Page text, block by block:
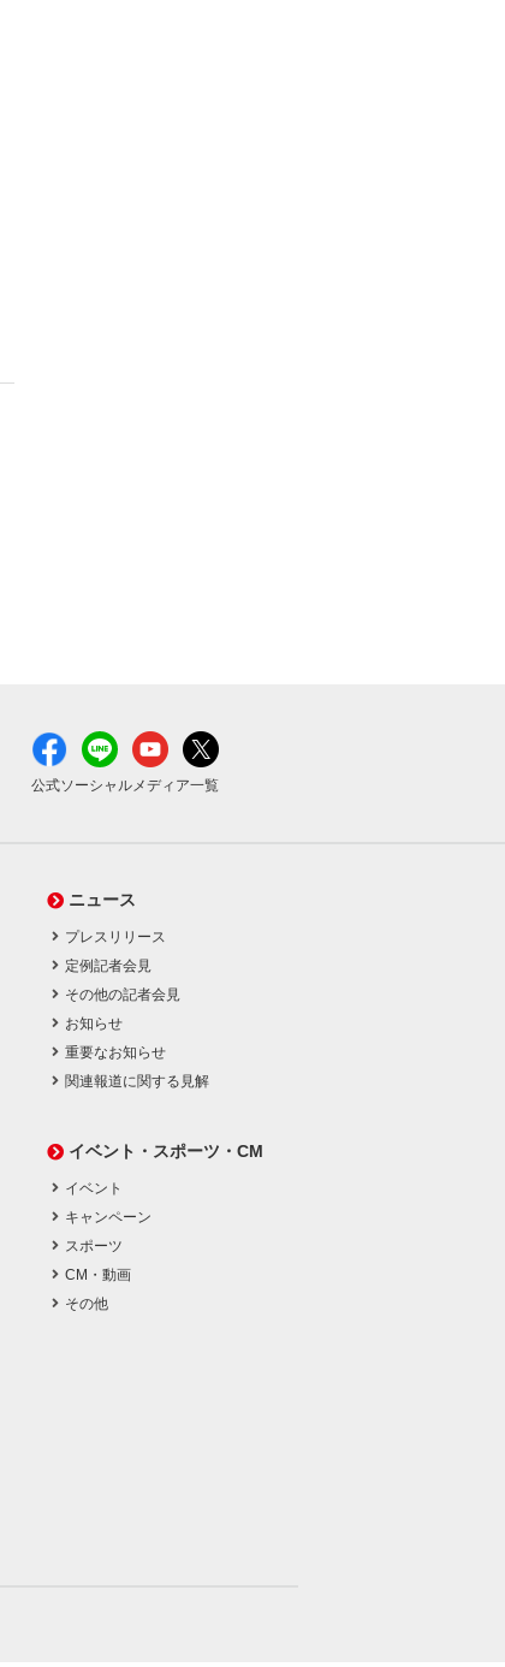
公式ソーシャルメディア一覧
ニュース
プレスリリース
定例記者会見
その他の記者会見
お知らせ
重要なお知らせ
関連報道に関する見解
イベント・スポーツ・CM
イベント
キャンペーン
スポーツ
CM・動画
その他